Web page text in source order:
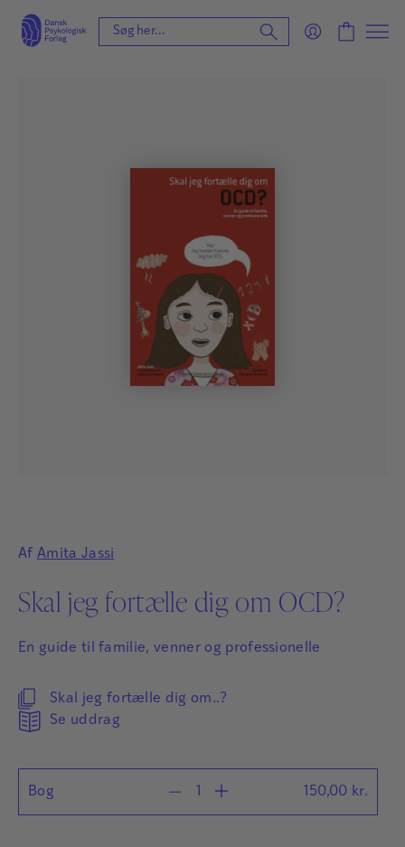
Af Amita Jassi
Skal jeg fortælle dig om OCD?
En guide til familie, venner og professionelle
Skal jeg fortælle dig om..?
Se uddrag
Bog 150,00 kr.